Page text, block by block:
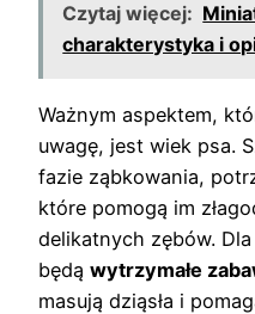
Czytaj więcej:
charakterystyka i
Ważnym aspektem,
uwagę, jest wiek psa.
fazie ząbkowania,
które pomogą im
delikatnych zębów.
będą wytrzymałe
masują dziąsła i